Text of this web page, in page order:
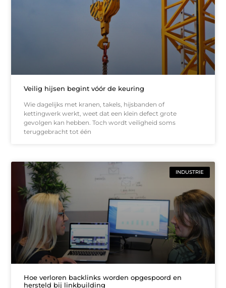
Veilig hijsen begint vóór de keuring
Wie dagelijks met kranen, takels, hijsbanden of
kettingwerk werkt, weet dat een klein defect grote
gevolgen kan hebben. Toch wordt veiligheid soms
teruggebracht tot één
INDUSTRIE
Hoe verloren backlinks worden opgespoord en
hersteld bij linkbuilding